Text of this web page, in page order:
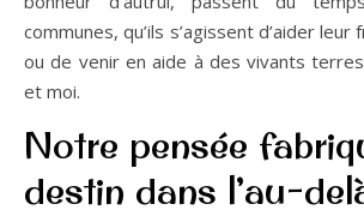
communes, qu’ils s’agissent d’aider leur
ou de venir en aide à des vivants
et moi.
Notre pensée
destin dans l’au-